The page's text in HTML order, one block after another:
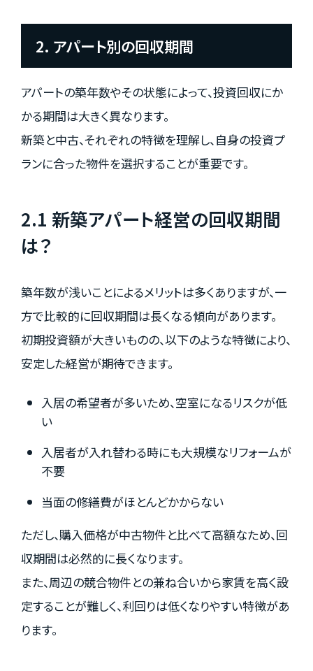
2. アパート別の回収期間
アパートの築年数やその状態によって、投資回収にか
かる期間は大きく異なります。
新築と中古、それぞれの特徴を理解し、自身の投資プ
ランに合った物件を選択することが重要です。
2.1 新築アパート経営の回収期間
は？
築年数が浅いことによるメリットは多くありますが、一
方で比較的に回収期間は長くなる傾向があります。
初期投資額が大きいものの、以下のような特徴により、
安定した経営が期待できます。
入居の希望者が多いため、空室になるリスクが低
い
入居者が入れ替わる時にも大規模なリフォームが
不要
当面の修繕費がほとんどかからない
ただし、購入価格が中古物件と比べて高額なため、回
収期間は必然的に長くなります。
また、周辺の競合物件との兼ね合いから家賃を高く設
定することが難しく、利回りは低くなりやすい特徴があ
ります。